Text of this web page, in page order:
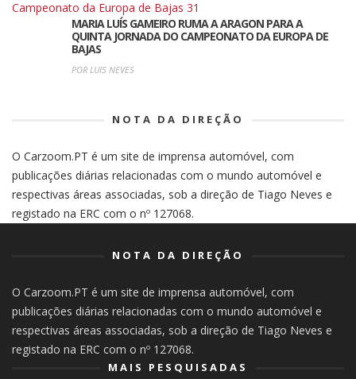
MARIA LUÍS GAMEIRO RUMA A ARAGON PARA A
QUINTA JORNADA DO CAMPEONATO DA EUROPA DE
BAJAS
POR LUIS NEVES
NOTA DA DIREÇÃO
O Carzoom.PT é um site de imprensa automóvel, com
publicações diárias relacionadas com o mundo automóvel e
respectivas áreas associadas, sob a direção de Tiago Neves e
registado na ERC com o nº 127068.
NOTA DA DIREÇÃO
O Carzoom.PT é um site de imprensa automóvel, com
publicações diárias relacionadas com o mundo automóvel e
respectivas áreas associadas, sob a direção de Tiago Neves e
registado na ERC com o nº 127068.
MAIS PESQUISADAS